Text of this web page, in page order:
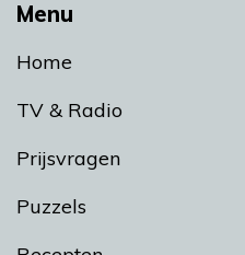
Menu
Home
TV & Radio
Prijsvragen
Puzzels